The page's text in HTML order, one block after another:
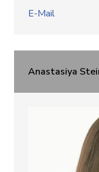
E-Mail
Anastasiya